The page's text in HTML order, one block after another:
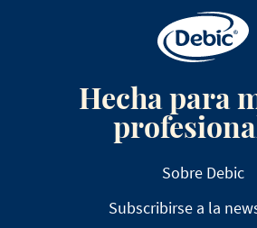
Hecha para
Sobre Debic
Subscribirse a la